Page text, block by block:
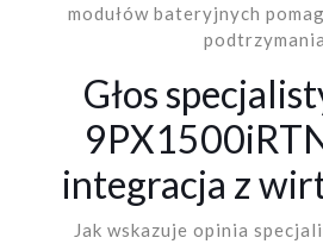
modułów bateryjnych
Głos
integracja z
Jak wskazuje opinia